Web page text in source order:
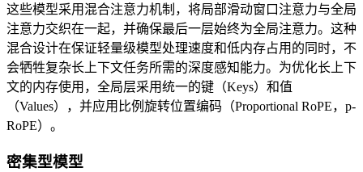
这些模型采用混合注意力机制，将局部滑动窗口注意力与全局
注意力交织在一起，并确保最后一层始终为全局注意力。这种
混合设计在保证轻量级模型处理速度和低内存占用的同时，不
会牺牲复杂长上下文任务所需的深度感知能力。为优化长上下
文的内存使用，全局层采用统一的键（Keys）和值
（Values），并应用比例旋转位置编码（Proportional RoPE，p-
RoPE）。
密集型模型